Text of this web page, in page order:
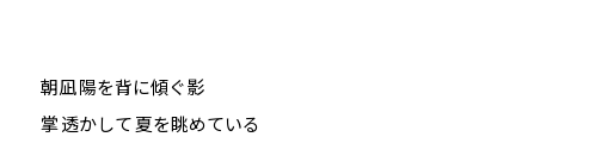
朝凪 陽を背に傾ぐ影
掌 透かして 夏を眺めている